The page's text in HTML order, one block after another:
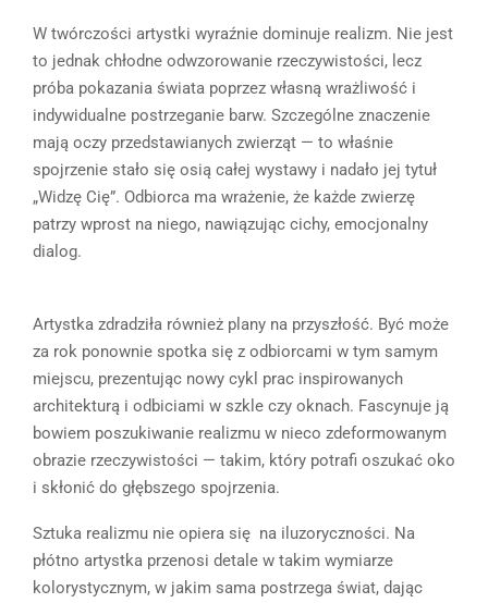
W twórczości artystki wyraźnie dominuje realizm. Nie jest
to jednak chłodne odwzorowanie rzeczywistości, lecz
próba pokazania świata poprzez własną wrażliwość i
indywidualne postrzeganie barw. Szczególne znaczenie
mają oczy przedstawianych zwierząt — to właśnie
spojrzenie stało się osią całej wystawy i nadało jej tytuł
„Widzę Cię”. Odbiorca ma wrażenie, że każde zwierzę
patrzy wprost na niego, nawiązując cichy, emocjonalny
dialog.
Artystka zdradziła również plany na przyszłość. Być może
za rok ponownie spotka się z odbiorcami w tym samym
miejscu, prezentując nowy cykl prac inspirowanych
architekturą i odbiciami w szkle czy oknach. Fascynuje ją
bowiem poszukiwanie realizmu w nieco zdeformowanym
obrazie rzeczywistości — takim, który potrafi oszukać oko
i skłonić do głębszego spojrzenia.
Sztuka realizmu nie opiera się na iluzoryczności. Na
płótno artystka przenosi detale w takim wymiarze
kolorystycznym, w jakim sama postrzega świat, dając